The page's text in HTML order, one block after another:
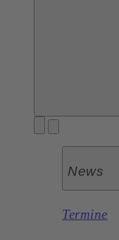
News
Termine